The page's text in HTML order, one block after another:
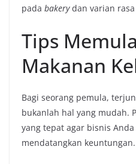
pada bakerydan varian
Tips
Makanan
Bagi seorang pemula,
bukanlah hal yang mudah.
yang tepat agar bisnis
mendatangkan keuntungan.